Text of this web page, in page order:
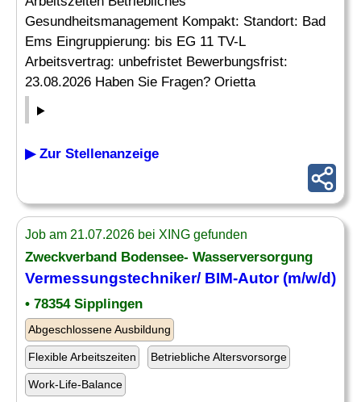
Gesundheitsmanagement Kompakt: Standort: Bad
Ems Eingruppierung: bis EG 11 TV-L
Arbeitsvertrag: unbefristet Bewerbungsfrist:
23.08.2026 Haben Sie Fragen? Orietta
▶ Zur Stellenanzeige
Job am 21.07.2026 bei XING gefunden
Zweckverband Bodensee- Wasserversorgung
Vermessungstechniker/ BIM-Autor (m/w/d)
• 78354 Sipplingen
Abgeschlossene Ausbildung
Flexible Arbeitszeiten Betriebliche Altersvorsorge
Work-Life-Balance